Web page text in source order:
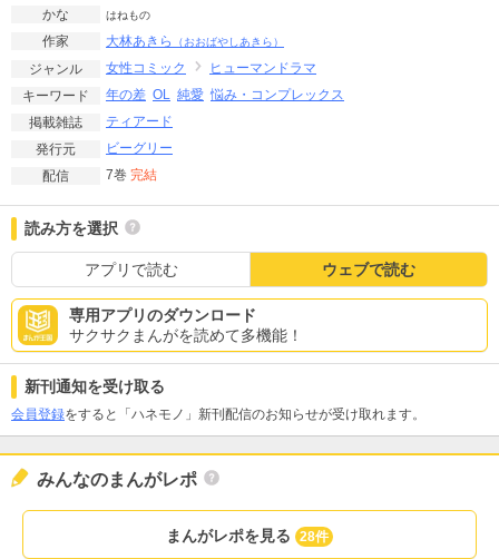
かな
はねもの
作家 大林あきら （おおばやしあきら）
ジャンル 女性コミック
ヒューマンドラマ
キーワード
年の差 OL 純愛 悩み・コンプレックス
掲載雑誌
ティアード
発行元
ビーグリー
配信
7巻 完結
読み方を選択
アプリで読む ウェブで読む
専用アプリのダウンロード
サクサクまんがを読めて多機能！
新刊通知を受け取る
会員登録をすると「ハネモノ」新刊配信のお知らせが受け取れます。
みんなのまんがレポ
まんがレポを見る 28件